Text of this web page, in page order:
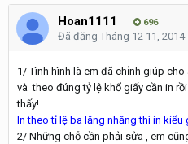
Hoan1111 696
Đã đăng Tháng 12 11, 2014
1/ Tình hình là em đã chỉnh giúp
và theo đúng tỷ lệ khổ giấy cần in
thấy!
In theo tỉ lệ ba lăng nhăng thì in
2/ Những chỗ cần phải sửa , em